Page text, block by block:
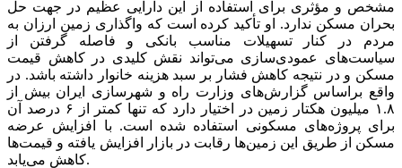
مشخص و مؤثری برای استفاده از این دارایی عظیم در جهت حل
بحران مسکن ندارد. او تأکید کرده است که واگذاری زمین ارزان به
مردم در کنار تسهیلات مناسب بانکی و فاصله گرفتن از
سیاست‌های عمودی‌سازی می‌تواند نقش کلیدی در کاهش قیمت
مسکن و در نتیجه کاهش فشار بر سبد هزینه خانوار داشته باشد. در
واقع براساس گزارش‌های وزارت راه و شهرسازی ایران بیش از
۱.۸ میلیون هکتار زمین در اختیار دارد که تنها کمتر از ۶ درصد آن
برای پروژه‌های مسکونی استفاده شده است. با افزایش عرضه
مسکن از طریق این زمین‌ها رقابت در بازار افزایش یافته و قیمت‌ها
کاهش می‌یابد.